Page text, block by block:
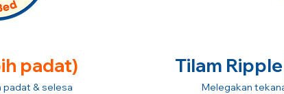
padat)
padat & selesa
Tilam Ripple
Melegakan